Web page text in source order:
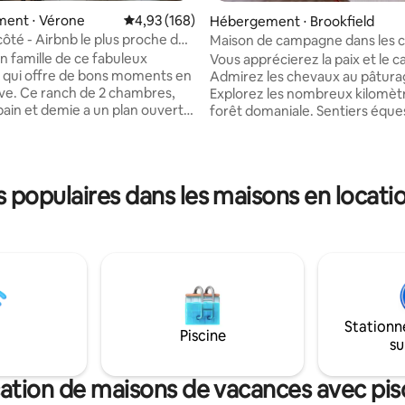
la base de 113 commentaires : 5 sur 5
⋅ Vérone Évaluation moyenne sur la base de 168
4,93 (168)
- Airbnb le plus proche du
famille de ce fabuleux
offre de bons moments en
Ce ranch de 2 chambres,
et demie a un plan ouvert
chaise confortable. La
principale dispose d'une
séjour dispose également
Hébergement ⋅ Brookfield
Maison de campagne dans les
paisibles
Vous apprécierez la paix et le
Admirez les chevaux au
Explorez les nombreux
forêt domaniale. Sentiers
Détendez-vous, regardez et
profiter parmi nos poules
plein air. Proche de
Colgate/Morrisville/Hamilton
populaires dans les maisons en
Piscine
de maisons de vacances avec